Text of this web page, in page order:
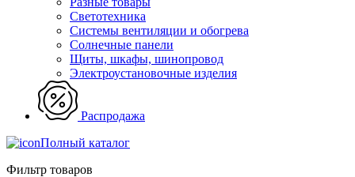
Светотехника
Системы вентиляции и обогрева
Солнечные панели
Щиты, шкафы, шинопровод
Электроустановочные изделия
Распродажа
Полный каталог
Фильтр товаров